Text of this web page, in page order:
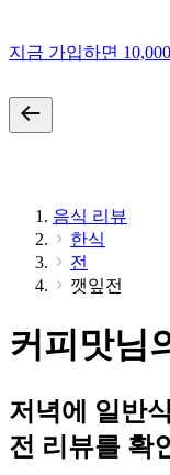
지금 가입하면
음식 리뷰
한식
전
깻잎전
커피맛님
저녁에 일반
전 리뷰를 확